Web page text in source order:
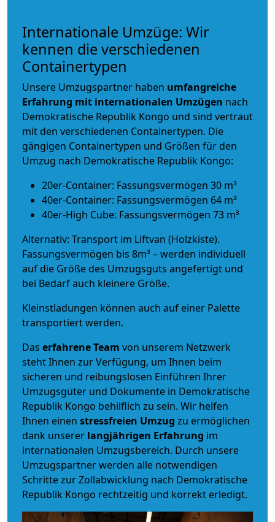
Internationale Umzüge: Wir
kennen die verschiedenen
Containertypen
Unsere Umzugspartner haben umfangreiche
Erfahrung mit internationalen Umzügen nach
Demokratische Republik Kongo und sind vertraut
mit den verschiedenen Containertypen. Die
gängigen Containertypen und Größen für den
Umzug nach Demokratische Republik Kongo:
20er-Container: Fassungsvermögen 30 m³
40er-Container: Fassungsvermögen 64 m³
40er-High Cube: Fassungsvermögen 73 m³
Alternativ: Transport im Liftvan (Holzkiste).
Fassungsvermögen bis 8m³ – werden individuell
auf die Größe des Umzugsguts angefertigt und
bei Bedarf auch kleinere Größe.
Kleinstladungen können auch auf einer Palette
transportiert werden.
Das erfahrene Team von unserem Netzwerk
steht Ihnen zur Verfügung, um Ihnen beim
sicheren und reibungslosen Einführen Ihrer
Umzugsgüter und Dokumente in Demokratische
Republik Kongo behilflich zu sein. Wir helfen
Ihnen einen stressfreien Umzug zu ermöglichen
dank unserer langjährigen Erfahrung im
internationalen Umzugsbereich. Durch unsere
Umzugspartner werden alle notwendigen
Schritte zur Zollabwicklung nach Demokratische
Republik Kongo rechtzeitig und korrekt erledigt.